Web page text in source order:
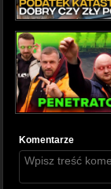
Komentarze